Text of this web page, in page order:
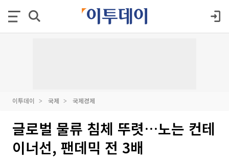
이투데이 국제 국제경제
글로벌 물류 침체 뚜렷…노는 컨테
이너선, 팬데믹 전 3배